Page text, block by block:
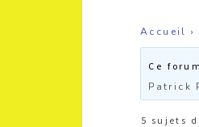
Accueil ›
Ce
Patrick
5 sujets